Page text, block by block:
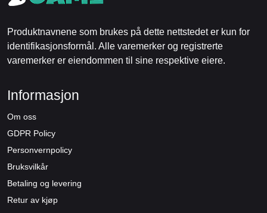
Produktnavnene som brukes på dette nettstedet er kun for
identifikasjonsformål. Alle varemerker og registrerte
varemerker er eiendommen til sine respektive eiere.
Informasjon
Om oss
GDPR Policy
Personvernpolicy
Bruksvilkår
Betaling og levering
Retur av kjøp